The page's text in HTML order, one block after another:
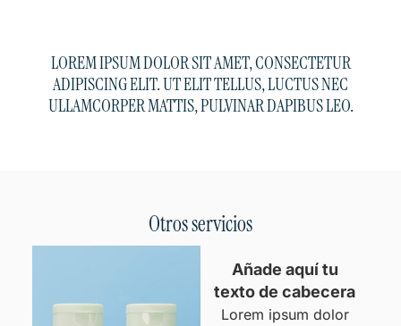
LOREM IPSUM DOLOR SIT AMET, CONSECTETUR
ADIPISCING ELIT. UT ELIT TELLUS, LUCTUS NEC
ULLAMCORPER MATTIS, PULVINAR DAPIBUS LEO.
Otros servicios
Añade aquí tu
texto de cabecera
Lorem ipsum dolor